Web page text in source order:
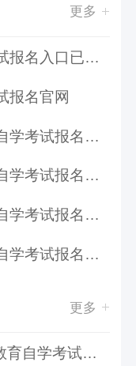
更多
2026年10月天津市自学考试报名入口已开通
报名官网
2026年10月天津各市辖区自学考试报名官网入口汇...
2026年10月天津市蓟州区自学考试报名费用
2026年10月天津市静海区自学考试报名费用
2026年10月天津市宁河区自学考试报名费用
更多
2026年上半年天津市高等教育自学考试毕业申请通...